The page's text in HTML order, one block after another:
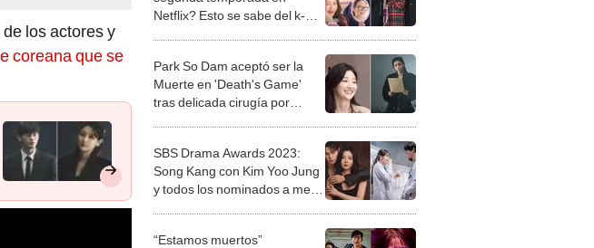
los actores y
coreana que se
Netflix? Esto se sabe del k-
Park So Dam aceptó ser la
Muerte en 'Death's Game'
tras delicada cirugía por
SBS Drama Awards 2023:
Song Kang con Kim Yoo Jung
y todos los nominados a mejor
“Estamos muertos”